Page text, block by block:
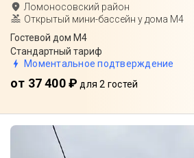
Ломоносовский район
Открытый мини-бассейн у дома М4
Гостевой дом М4
Стандартный тариф
Моментальное подтверждение
от 37 400 ₽ для 2 гостей